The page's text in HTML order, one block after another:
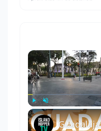
Play Unmute